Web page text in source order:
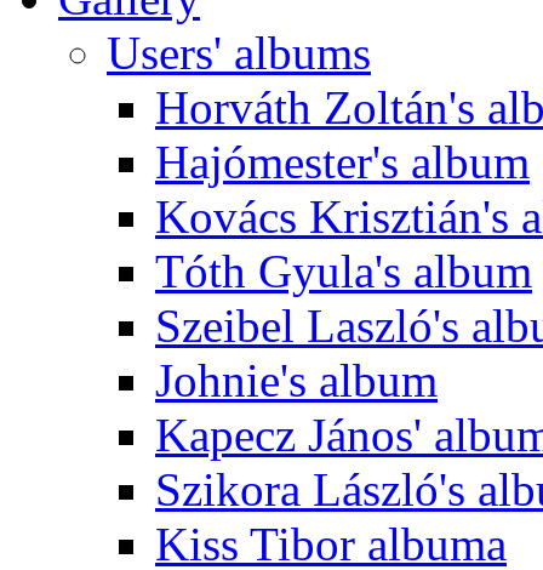
Users' albums
Horváth Zoltán's
Hajómester's album
Kovács Krisztián's
Tóth Gyula's album
Szeibel Laszló's
Johnie's album
Kapecz János'
Szikora László's
Kiss Tibor albuma